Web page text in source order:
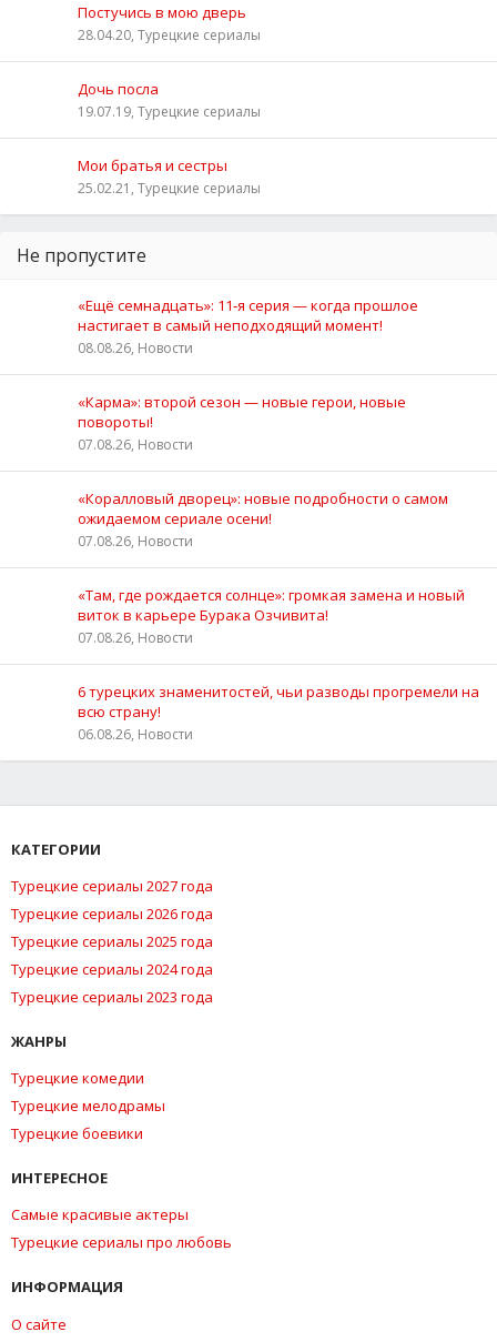
Постучись в мою дверь
28.04.20, Турецкие сериалы
Дочь посла
19.07.19, Турецкие сериалы
Мои братья и сестры
25.02.21, Турецкие сериалы
Не пропустите
«Ещё семнадцать»: 11‑я серия — когда прошлое
настигает в самый неподходящий момент!
08.08.26, Новости
«Карма»: второй сезон — новые герои, новые
повороты!
07.08.26, Новости
«Коралловый дворец»: новые подробности о самом
ожидаемом сериале осени!
07.08.26, Новости
«Там, где рождается солнце»: громкая замена и новый
виток в карьере Бурака Озчивита!
07.08.26, Новости
6 турецких знаменитостей, чьи разводы прогремели на
всю страну!
06.08.26, Новости
КАТЕГОРИИ
Турецкие сериалы 2027 года
Турецкие сериалы 2026 года
Турецкие сериалы 2025 года
Турецкие сериалы 2024 года
Турецкие сериалы 2023 года
ЖАНРЫ
Турецкие комедии
Турецкие мелодрамы
Турецкие боевики
ИНТЕРЕСНОЕ
Самые красивые актеры
Турецкие сериалы про любовь
ИНФОРМАЦИЯ
О сайте